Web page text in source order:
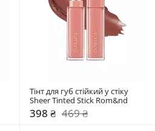
Тінт для губ стійкий у стіку
398 ₴ 469 ₴